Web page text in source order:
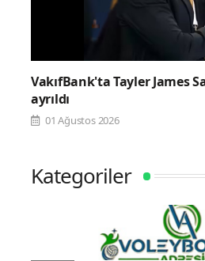
VakıfBank'ta Tayler James
ayrıldı
01 Ağustos 2026
Kategoriler